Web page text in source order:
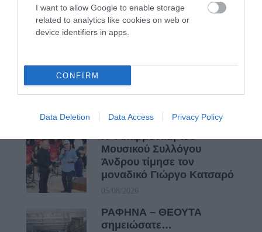
I want to allow Google to enable storage
related to analytics like cookies on web or
device identifiers in apps.
CONFIRM
Data Deletion Data Access Privacy Policy
06/08/2026
ευκαιρίες για να φανεί.
Μουσικού Συλλόγου
Άνδρου τίμησε τον
μοναδικό Γιώργο Κατσαρό
05/08/2026
ΡΑΦΗΝΑ – ΘΕΟΥΤΑ
σημειώσατε…